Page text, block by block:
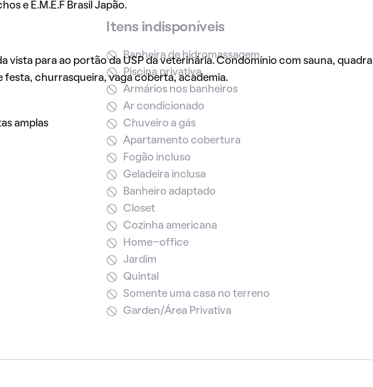
e E.M.E.F Brasil Japão.
vista para ao portão da USP da veterinária. Condomínio com sauna, quadra
festa, churrasqueira, vaga coberta, academia.
amplas
Itens indisponíveis
Banheira de hidromassagem
Piscina privativa
Armários nos banheiros
Ar condicionado
Chuveiro a gás
Apartamento cobertura
Fogão incluso
Geladeira inclusa
Banheiro adaptado
Closet
Cozinha americana
Home-office
Jardim
Quintal
Somente uma casa no terreno
Garden/Área Privativa